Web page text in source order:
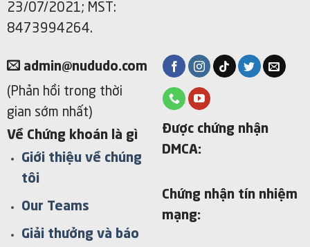
23/07/2021; MST:
8473994264.
admin@nududo.com
(Phản hồi trong thời
gian sớm nhất)
Về Chứng khoán là gì
Giới thiệu về chúng
tôi
Our Teams
Giải thưởng và báo
Được chứng nhận
DMCA:
Chứng nhận tín nhiệm
mạng: